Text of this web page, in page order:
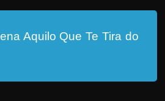
Aquilo Que Te Tira do